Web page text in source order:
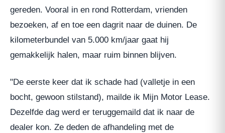
gereden. Vooral in en rond Rotterdam, vrienden
bezoeken, af en toe een dagrit naar de duinen. De
kilometerbundel van 5.000 km/jaar gaat hij
gemakkelijk halen, maar ruim binnen blijven.
"De eerste keer dat ik schade had (valletje in een
bocht, gewoon stilstand), mailde ik Mijn Motor Lease.
Dezelfde dag werd er teruggemaild dat ik naar de
dealer kon. Ze deden de afhandeling met de